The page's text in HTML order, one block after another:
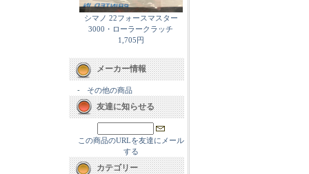
シマノ 22フォースマスター
3000・ローラークラッチ
1,705円
メーカー情報
- その他の商品
友達に知らせる
この商品のURLを友達にメール
する
カテゴリー